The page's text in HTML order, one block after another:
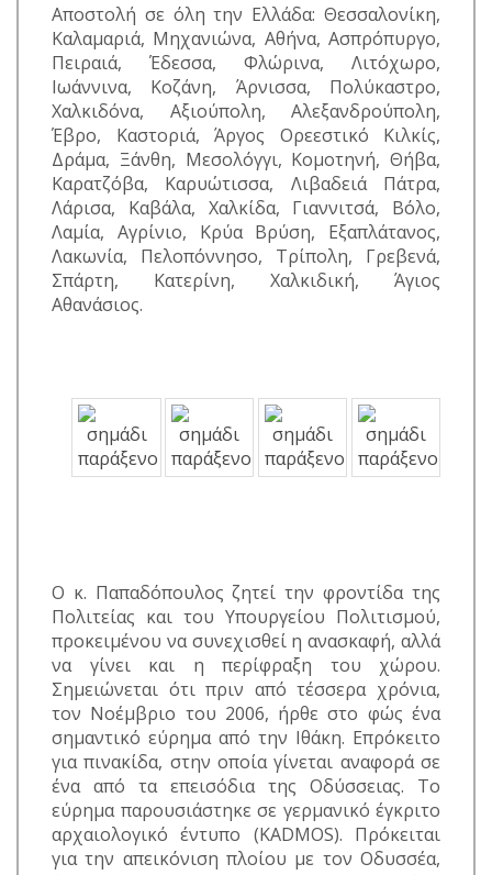
Αποστολή σε όλη την Ελλάδα: Θεσσαλονίκη,
Καλαμαριά, Μηχανιώνα, Αθήνα, Ασπρόπυργο,
Πειραιά, Έδεσσα, Φλώρινα, Λιτόχωρο,
Ιωάννινα, Κοζάνη, Άρνισσα, Πολύκαστρο,
Χαλκιδόνα, Αξιούπολη, Αλεξανδρούπολη,
Έβρο, Καστοριά, Άργος Ορεεστικό Κιλκίς,
Δράμα, Ξάνθη, Μεσολόγγι, Κομοτηνή, Θήβα,
Καρατζόβα, Καρυώτισσα, Λιβαδειά Πάτρα,
Λάρισα, Καβάλα, Χαλκίδα, Γιαννιτσά, Βόλο,
Λαμία, Αγρίνιο, Κρύα Βρύση, Εξαπλάτανος,
Λακωνία, Πελοπόννησο, Τρίπολη, Γρεβενά,
Σπάρτη, Κατερίνη, Χαλκιδική, Άγιος
Αθανάσιος.
Ο κ. Παπαδόπουλος ζητεί την φροντίδα της
Πολιτείας και του Υπουργείου Πολιτισμού,
προκειμένου να συνεχισθεί η ανασκαφή, αλλά
να γίνει και η περίφραξη του χώρου.
Σημειώνεται ότι πριν από τέσσερα χρόνια,
τον Νοέμβριο του 2006, ήρθε στο φώς ένα
σημαντικό εύρημα από την Ιθάκη. Επρόκειτο
για πινακίδα, στην οποία γίνεται αναφορά σε
ένα από τα επεισόδια της Οδύσσειας. Το
εύρημα παρουσιάστηκε σε γερμανικό έγκριτο
αρχαιολογικό έντυπο (ΚΑDMOS). Πρόκειται
για την απεικόνιση πλοίου με τον Οδυσσέα,